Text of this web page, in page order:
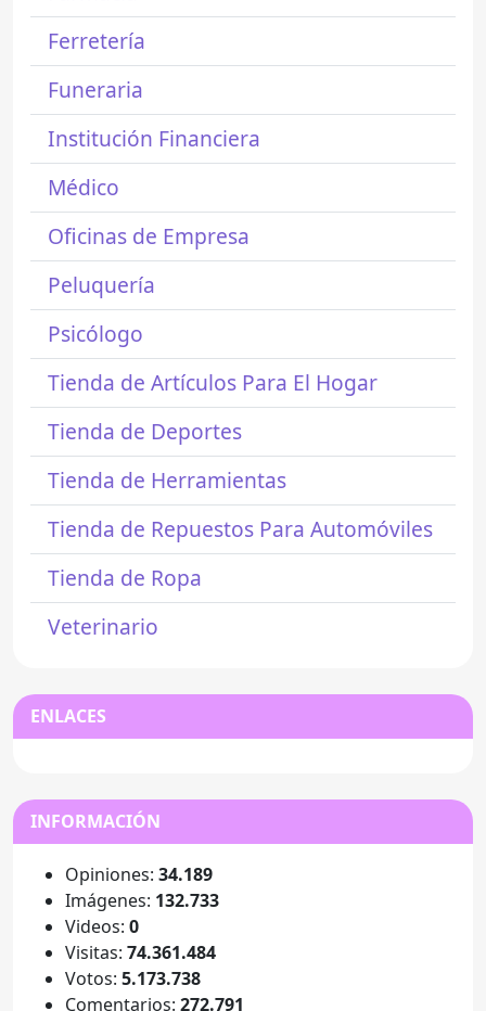
Ferretería
Funeraria
Institución Financiera
Médico
Oficinas de Empresa
Peluquería
Psicólogo
Tienda de Artículos Para El Hogar
Tienda de Deportes
Tienda de Herramientas
Tienda de Repuestos Para Automóviles
Tienda de Ropa
Veterinario
ENLACES
INFORMACIÓN
Opiniones: 34.189
Imágenes: 132.733
Videos: 0
Visitas: 74.361.484
Votos: 5.173.738
Comentarios: 272.791